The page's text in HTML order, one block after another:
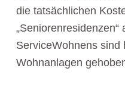
die tatsächlichen
ServiceWohnens sind
Wohnanlagen